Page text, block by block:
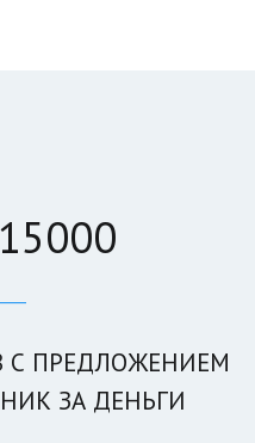
С ПРЕДЛОЖЕНИЕМ
ЗА ДЕНЬГИ